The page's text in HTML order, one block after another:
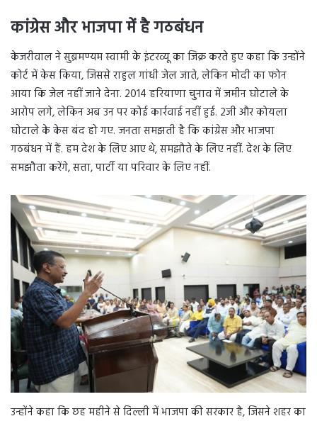
कांग्रेस और भाजपा में है गठबंधन
केजरीवाल ने सुब्रमण्यम स्वामी के इंटरव्यू का जिक्र करते हुए कहा कि उन्होंने
कोर्ट में केस किया, जिससे राहुल गांधी जेल जाते, लेकिन मोदी का फोन
आया कि जेल नहीं जाने देना. 2014 हरियाणा चुनाव में जमीन घोटाले के
आरोप लगे, लेकिन अब उन पर कोई कार्रवाई नहीं हुई. 2जी और कोयला
घोटाले के केस बंद हो गए. जनता समझती है कि कांग्रेस और भाजपा
गठबंधन में हैं. हम देश के लिए आए थे, समझौते के लिए नहीं. देश के लिए
समझौता करेंगे, सत्ता, पार्टी या परिवार के लिए नहीं.
उन्होंने कहा कि छह महीने से दिल्ली में भाजपा की सरकार है, जिसने शहर का